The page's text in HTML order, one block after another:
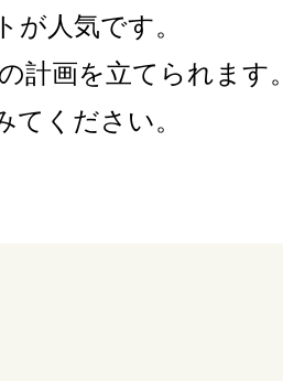
人気です。
計画を立てられます。
ください。